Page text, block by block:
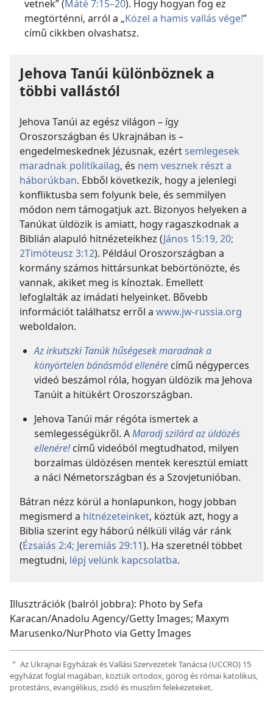
vetnek” (Máté 7:15–20). Hogy hogyan fog ez
megtörténni, arról a „Közel a hamis vallás vége!”
című cikkben olvashatsz.
Jehova Tanúi különböznek a
többi vallástól
Jehova Tanúi az egész világon – így
Oroszországban és Ukrajnában is –
engedelmeskednek Jézusnak, ezértsemlegesek
maradnak politikailag, és nem vesznek részt a
háborúkban. Ebből következik, hogy a jelenlegi
konfliktusba sem folyunk bele, és semmilyen
módon nem támogatjuk azt. Bizonyos helyeken a
Tanúkat üldözik is amiatt, hogy ragaszkodnak a
Biblián alapuló hitnézeteikhez (János 15:19, 20;
2Timóteusz 3:12). Például Oroszországban a
kormány számos hittársunkat bebörtönözte, és
vannak, akiket meg is kínoztak. Emellett
lefoglalták az imádati helyeinket. Bővebb
információt találhatsz erről a www.jw-russia.org
weboldalon.
Az irkutszki Tanúk hűségesek maradnak a
könyörtelen bánásmód ellenére című négyperces
videó beszámol róla, hogyan üldözik ma Jehova
Tanúit a hitükért Oroszországban.
Jehova Tanúi már régóta ismertek a
semlegességükről. AMaradj szilárd az üldözés
ellenére!című videóból megtudhatod, milyen
borzalmas üldözésen mentek keresztül emiatt
a náci Németországban és a Szovjetunióban.
Bátran nézz körül a honlapunkon, hogy jobban
megismerd a hitnézeteinket, köztük azt, hogy a
Biblia szerint egy háború nélküli világ vár ránk
(Ézsaiás 2:4; Jeremiás 29:11). Ha szeretnél többet
megtudni, lépj velünk kapcsolatba.
Illusztrációk (balról jobbra): Photo by Sefa
Karacan/Anadolu Agency/Getty Images; Maxym
Marusenko/NurPhoto via Getty Images
a Az Ukrajnai Egyházak és Vallási Szervezetek Tanácsa (UCCRO) 15
egyházat foglal magában, köztük ortodox, görög és római katolikus,
protestáns, evangélikus, zsidó és muszlim felekezeteket.